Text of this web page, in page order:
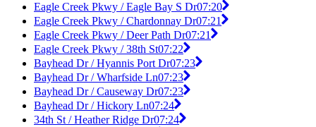
Eagle Creek Pkwy / Eagle Bay S Dr07:20
Eagle Creek Pkwy / Chardonnay Dr07:21
Eagle Creek Pkwy / Deer Path Dr07:21
Eagle Creek Pkwy / 38th St07:22
Bayhead Dr / Hyannis Port Dr07:23
Bayhead Dr / Wharfside Ln07:23
Bayhead Dr / Causeway Dr07:23
Bayhead Dr / Hickory Ln07:24
34th St / Heather Ridge Dr07:24